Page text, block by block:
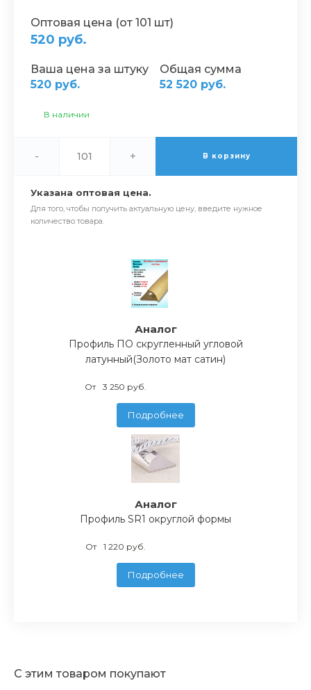
Оптовая цена (от 101 шт)
520 руб.
Ваша цена за штуку
520 руб.
Общая сумма
52 520 руб.
В наличии
- + В корзину
Указана оптовая цена.
Для того, чтобы получить актуальную цену, введите нужное
количество товара.
Аналог
Профиль ПО скругленный угловой
латунный(Золото мат сатин)
От 3 250 руб.
Подробнее
Аналог
Профиль SR1 округлой формы
От 1 220 руб.
Подробнее
С этим товаром покупают